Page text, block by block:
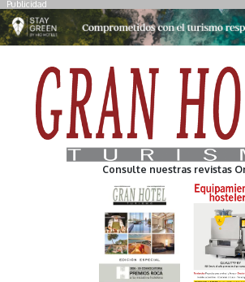
Publicidad
Consulte nuestras revistas